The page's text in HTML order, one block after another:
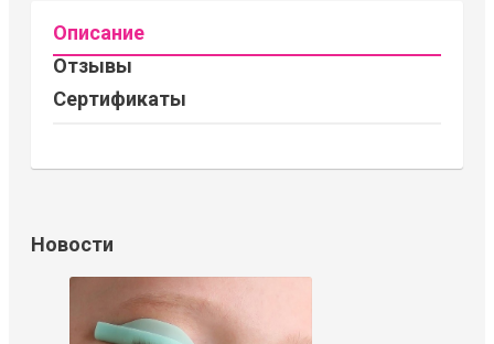
Описание
Отзывы
Сертификаты
Новости